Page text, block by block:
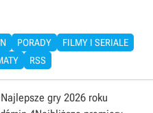
PORADY
FILMY I SERIALE
RSS
Najlepsze gry 2026 roku